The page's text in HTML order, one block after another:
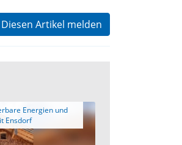
Diesen Artikel melden
Nachhaltigkeit Ensdorf